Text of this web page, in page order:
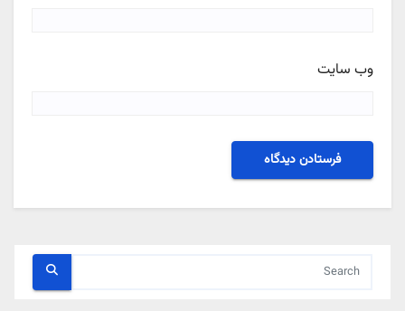
وب‌ سایت